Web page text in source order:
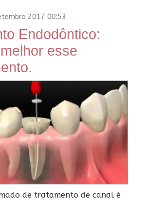
2017 00:53
Endodôntico:
esse
de tratamento de canal é